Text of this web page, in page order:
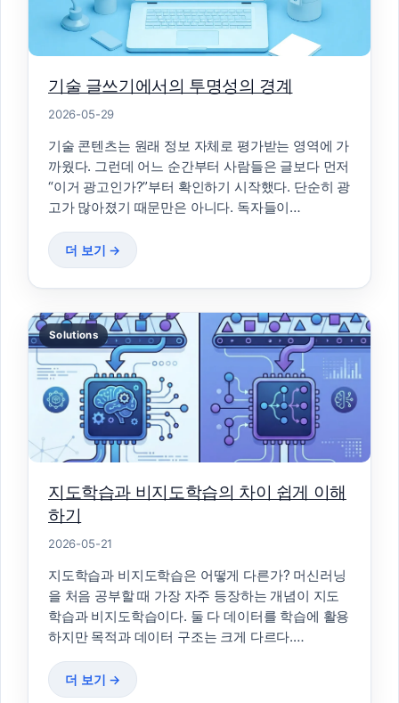
기술 글쓰기에서의 투명성의 경계
2026-05-29
기술 콘텐츠는 원래 정보 자체로 평가받는 영역에 가
까웠다. 그런데 어느 순간부터 사람들은 글보다 먼저
“이거 광고인가?”부터 확인하기 시작했다. 단순히 광
고가 많아졌기 때문만은 아니다. 독자들이…
더 보기 →
Solutions
지도학습과 비지도학습의 차이 쉽게 이해
하기
2026-05-21
지도학습과 비지도학습은 어떻게 다른가? 머신러닝
을 처음 공부할 때 가장 자주 등장하는 개념이 지도
학습과 비지도학습이다. 둘 다 데이터를 학습에 활용
하지만 목적과 데이터 구조는 크게 다르다.…
더 보기 →